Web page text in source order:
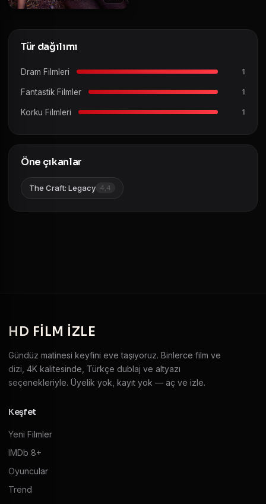
Tür dağılımı
Dram Filmleri 1
Fantastik Filmler 1
Korku Filmleri 1
Öne çıkanlar
The Craft: Legacy 4,4
HD FILM IZLE
Gündüz matinesi keyfini eve taşıyoruz. Binlerce film ve
dizi, 4K kalitesinde, Türkçe dublaj ve altyazı
seçenekleriyle. Üyelik yok, kayıt yok — aç ve izle.
Keşfet
Yeni Filmler
IMDb 8+
Oyuncular
Trend